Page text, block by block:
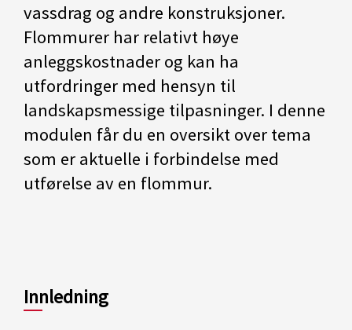
vassdrag og andre konstruksjoner.
Flommurer har relativt høye
anleggskostnader og kan ha
utfordringer med hensyn til
landskapsmessige tilpasninger. I denne
modulen får du en oversikt over tema
som er aktuelle i forbindelse med
utførelse av en flommur.
Innledning